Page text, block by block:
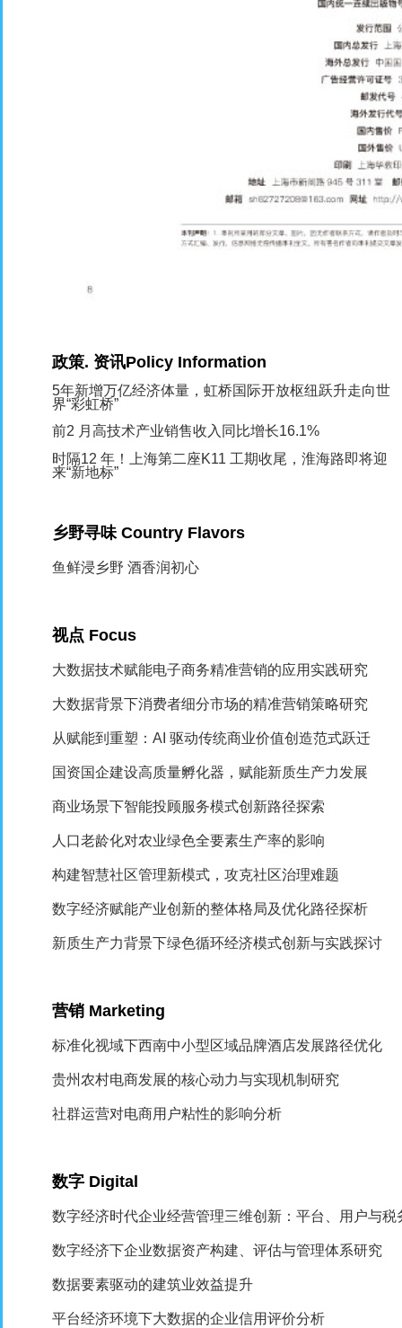
政策. 资讯Policy Information
5年新增万亿经济体量，虹桥国际开放枢纽跃升走向世
界“彩虹桥”
前2 月高技术产业销售收入同比增长16.1%
时隔12年！上海第二座K11 工期收尾，淮海路即将迎
来“新地标”
乡野寻味Country Flavors
鱼鲜浸乡野 酒香润初心
视点 Focus
大数据技术赋能电子商务精准营销的应用实践研究
大数据背景下消费者细分市场的精准营销策略研究
从赋能到重塑：AI驱动传统商业价值创造范式跃迁
国资国企建设高质量孵化器，赋能新质生产力发展
商业场景下智能投顾服务模式创新路径探索
人口老龄化对农业绿色全要素生产率的影响
构建智慧社区管理新模式，攻克社区治理难题
数字经济赋能产业创新的整体格局及优化路径探析
新质生产力背景下绿色循环经济模式创新与实践探讨
营销 Marketing
标准化视域下西南中小型区域品牌酒店发展路径优化
贵州农村电商发展的核心动力与实现机制研究
社群运营对电商用户粘性的影响分析
数字 Digital
数字经济时代企业经营管理三维创新：平台、用户与税
数字经济下企业数据资产构建、评估与管理体系研究
数据要素驱动的建筑业效益提升
平台经济环境下大数据的企业信用评价分析